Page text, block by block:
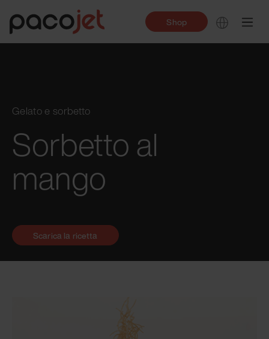
Shop
Gelato e sorbetto
Sorbetto al
mango
Scarica la ricetta